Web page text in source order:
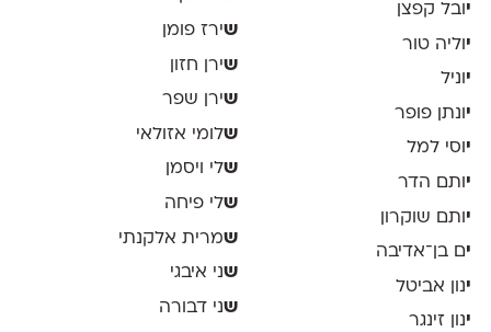
י ובל קפצן
י וליה טור
יוניל
י ונתן פופר
יוסי למל
י ותם הדר
י ותם שוקרון
ים בן־אדיבה
ינון אביטל
ינון זינגר
שירז פומן
שירן חזון
שירן שפר
שלומי אזולאי
שלי ויסמן
שלי פיחה
שמרית אלקנתי
שני איבגי
שני דבורה